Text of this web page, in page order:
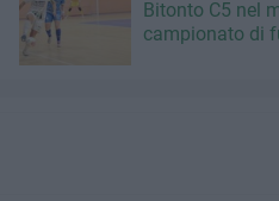
Bitonto C5 nel
campionato di